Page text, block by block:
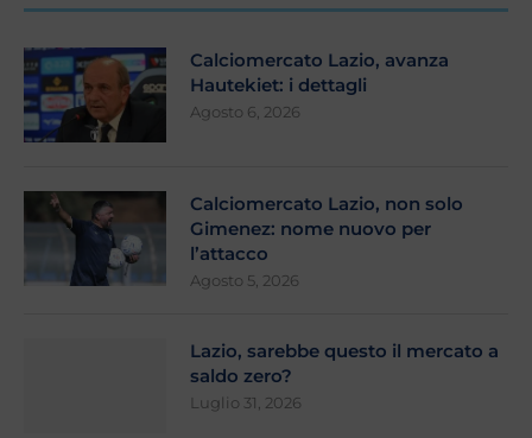
Calciomercato Lazio, avanza
Hautekiet: i dettagli
Agosto 6, 2026
Calciomercato Lazio, non solo
Gimenez: nome nuovo per
l’attacco
Agosto 5, 2026
Lazio, sarebbe questo il mercato a
saldo zero?
Luglio 31, 2026